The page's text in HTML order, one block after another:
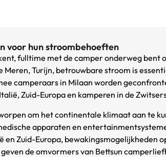
voor hun stroombehoeften
fulltime met de camper onderweg bent
Turijn, betrouwbare stroom is
camperaars in Milaan worden
Zuid-Europa en kamperen in de
om het continentale klimaat aan te
apparaten en
Zuid-Europa, bewakingsmogelijkheden
de omvormers van Bettsun